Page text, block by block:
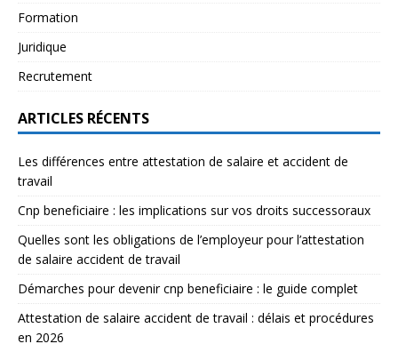
Formation
Juridique
Recrutement
ARTICLES RÉCENTS
Les différences entre attestation de salaire et accident de
travail
Cnp beneficiaire : les implications sur vos droits successoraux
Quelles sont les obligations de l’employeur pour l’attestation
de salaire accident de travail
Démarches pour devenir cnp beneficiaire : le guide complet
Attestation de salaire accident de travail : délais et procédures
en 2026